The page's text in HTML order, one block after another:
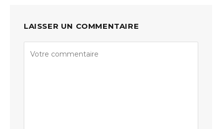
LAISSER UN COMMENTAIRE